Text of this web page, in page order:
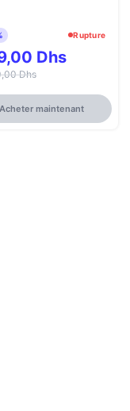
Rupture
Dhs
Dhs
Acheter maintenant